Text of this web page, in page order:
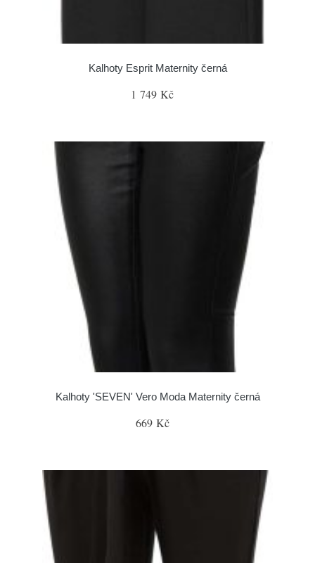
Kalhoty Esprit Maternity černá
1 749 Kč
Kalhoty 'SEVEN' Vero Moda Maternity černá
669 Kč